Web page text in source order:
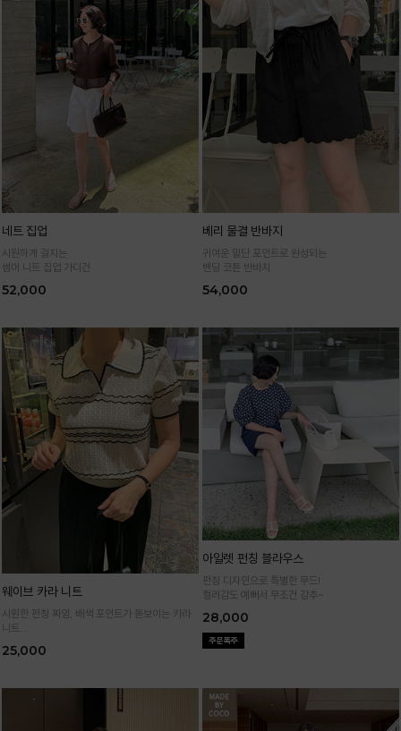
네트 집업
시원하게 걸치는
썸머 니트 집업 가디건
52,000
베리 물결 반바지
귀여운 밑단 포인트로 완성되는
밴딩 코튼 반바지
54,000
웨이브 카라 니트
시원한 펀칭 짜임, 배색 포인트가 돋보이는 카라
니트
하게 입어요
25,000
아일렛 펀칭 블라우스
펀칭 디자인으로 특별한 무드!
컬러감도 예뻐서 무조건 강추~
28,000